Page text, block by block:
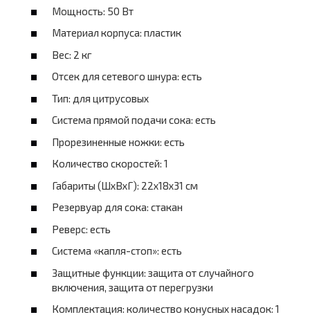
Мощность: 50 Вт
Материал корпуса: пластик
Вес: 2 кг
Отсек для сетевого шнура: есть
Тип: для цитрусовых
Система прямой подачи сока: есть
Прорезиненные ножки: есть
Количество скоростей: 1
Габариты (ШхВхГ): 22x18x31 см
Резервуар для сока: стакан
Реверс: есть
Система «капля-стоп»: есть
Защитные функции: защита от случайного
включения, защита от перегрузки
Комплектация: количество конусных насадок: 1